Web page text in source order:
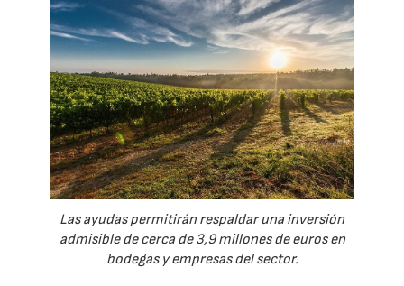
Las ayudas permitirán respaldar una inversión
admisible de cerca de 3,9 millones de euros en
bodegas y empresas del sector.